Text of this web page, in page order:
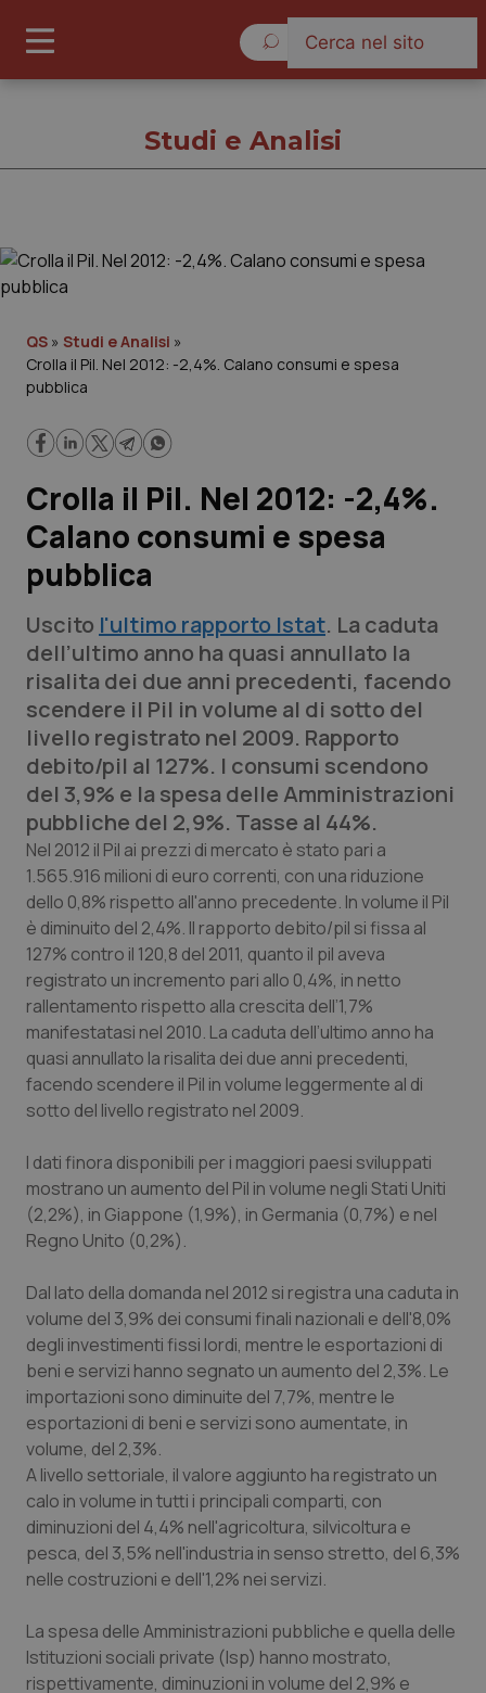
Governo e Parlamento
Regioni e Asl
Lavoro e Professioni
Scienza e Farmaci
Studi e Analisi
Lettere al direttore
Edizioni Regionali
QS Pro
Professionisti Sanitari.AI
Abruzzo
Basilicata
Calabria
Campania
Emilia-Romagna
Friuli Venezia Giulia
Lazio
Lombardia
Marche
Molise
Piemonte
Provincia Autonoma di Bolzano
Puglia
QS Pro Gold
Artrite & artrosi
Asma & BPCO
Car-T
Colesterolo & coronaropatie
Dermatite Atopica
Diabete & glucometri
Dolore
Donna & Salute
Epatiti
HIV
Infezioni & Febbre
Malattie rare
QS Club Newsletter
Studi e Analisi
QS » Studi e Analisi »
Crolla il Pil. Nel 2012: -2,4%. Calano consumi e spesa
pubblica
Crolla il Pil. Nel 2012: -2,4%.
Calano consumi e spesa
pubblica
Uscito l'ultimo rapporto Istat. La caduta
dell’ultimo anno ha quasi annullato la
risalita dei due anni precedenti, facendo
scendere il Pil in volume al di sotto del
livello registrato nel 2009. Rapporto
debito/pil al 127%. I consumi scendono
del 3,9% e la spesa delle Amministrazioni
pubbliche del 2,9%. Tasse al 44%.
Nel 2012 il Pil ai prezzi di mercato è stato pari a
1.565.916 milioni di euro correnti, con una riduzione
dello 0,8% rispetto all'anno precedente. In volume il Pil
è diminuito del 2,4%. Il rapporto debito/pil si fissa al
127% contro il 120,8 del 2011, quanto il pil aveva
registrato un incremento pari allo 0,4%, in netto
rallentamento rispetto alla crescita dell’1,7%
manifestatasi nel 2010. La caduta dell’ultimo anno ha
quasi annullato la risalita dei due anni precedenti,
facendo scendere il Pil in volume leggermente al di
sotto del livello registrato nel 2009.
I dati finora disponibili per i maggiori paesi sviluppati
mostrano un aumento del Pil in volume negli Stati Uniti
(2,2%), in Giappone (1,9%), in Germania (0,7%) e nel
Regno Unito (0,2%).
Dal lato della domanda nel 2012 si registra una caduta in
volume del 3,9% dei consumi finali nazionali e dell'8,0%
degli investimenti fissi lordi, mentre le esportazioni di
beni e servizi hanno segnato un aumento del 2,3%. Le
importazioni sono diminuite del 7,7%, mentre le
esportazioni di beni e servizi sono aumentate, in
volume, del 2,3%.
A livello settoriale, il valore aggiunto ha registrato un
calo in volume in tutti i principali comparti, con
diminuzioni del 4,4% nell'agricoltura, silvicoltura e
pesca, del 3,5% nell'industria in senso stretto, del 6,3%
nelle costruzioni e dell'1,2% nei servizi.
La spesa delle Amministrazioni pubbliche e quella delle
Istituzioni sociali private (Isp) hanno mostrato,
rispettivamente, diminuzioni in volume del 2,9% e